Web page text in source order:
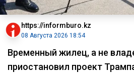
https://informburo.kz
08 Августа 2026 18:54
Временный жилец, а не
приостановил проект